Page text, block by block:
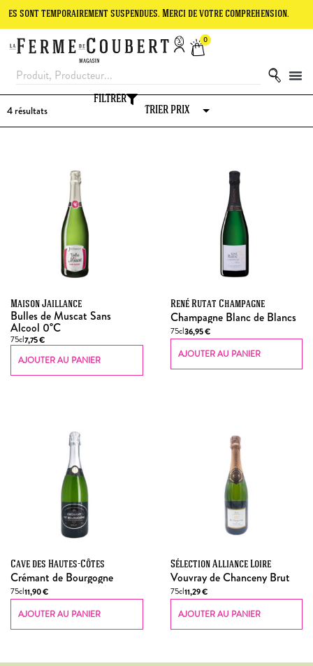
suspendues. Merci de votre compréhension. Le
0
4 résultats
FILTRER
Maison Jaillance
Bulles de Muscat Sans
Alcool 0°C
75cl7,75€
AJOUTER AU PANIER
René Rutat Champagne
Champagne Blanc de Blancs
75cl36,95€
AJOUTER AU PANIER
Cave des Hautes-Côtes
Crémant de Bourgogne
75cl11,90€
AJOUTER AU PANIER
Sélection Alliance Loire
Vouvray de Chanceny Brut
75cl11,29€
AJOUTER AU PANIER